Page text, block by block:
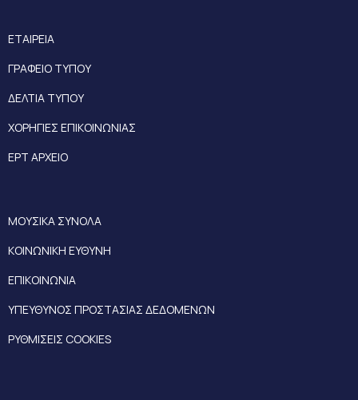
ΕΤΑΙΡΕΙΑ
ΓΡΑΦΕΙΟ ΤΥΠΟΥ
ΔΕΛΤΙΑ ΤΥΠΟΥ
ΧΟΡΗΓΙΕΣ ΕΠΙΚΟΙΝΩΝΙΑΣ
ΕΡΤ ΑΡΧΕΙΟ
ΜΟΥΣΙΚΑ ΣΥΝΟΛΑ
ΚΟΙΝΩΝΙΚΗ ΕΥΘΥΝΗ
ΕΠΙΚΟΙΝΩΝΙΑ
ΥΠΕΥΘΥΝΟΣ ΠΡΟΣΤΑΣΙΑΣ ΔΕΔΟΜΕΝΩΝ
ΡΥΘΜΙΣΕΙΣ COOKIES